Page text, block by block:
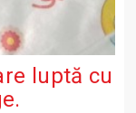
luptă cu